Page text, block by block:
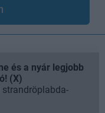
és a nyár legjobb
(X)